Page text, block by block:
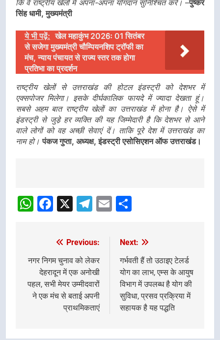
कि वे राष्ट्रीय खेलों में अपना-अपना योगदान सुनिश्चित करें। –पुष्कर
सिंह धामी, मुख्यमंत्री
ये भी पढ़ें: खेल महाकुंभ 2026ः 01 सितंबर
से सजेगा मुख्यमंत्री चौम्पियनशिप ट्रॉफी का
मंच, न्याय पंचायत से राज्य स्तर तक होगा
प्रतिभा का प्रदर्शन
राष्ट्रीय खेलों से उत्तराखंड की होटल इंडस्ट्री को देशभर में
एक्सपोजर मिलेगा। इसके दीर्घकालिक फायदे में ज्यादा देखता हूं।
सबसे अहम बात राष्ट्रीय खेलों का उत्तराखंड में होना है। ऐसे में
इंडस्ट्री से जुडे़ हर व्यक्ति की यह जिम्मेदारी है कि देशभर से आने
वाले लोगों को वह अच्छी सेवाएं दें। ताकि पूरे देश में उत्तराखंड का
नाम हो। पंकज गुप्ता, अध्यक्ष, इंडस्ट्री एसोसिएशन ऑफ उत्तराखंड।
Navigation
WhatsApp
Facebook
X Telegram
Email
navigation
Previous:
नगर निगम चुनाव को लेकर
देहरादून में एक अनोखी
पहल, सभी मेयर उम्मीदवारों
ने एक मंच से बताई अपनी
प्राथमिकताएं
Next:
गर्भवती हैं तो उठाइए टेलर्ड
योग का लाभ, एम्स के आयुष
विभाग में उपलब्ध है योग की
सुविधा, प्रसव प्रक्रिया में
सहायक है यह पद्धति